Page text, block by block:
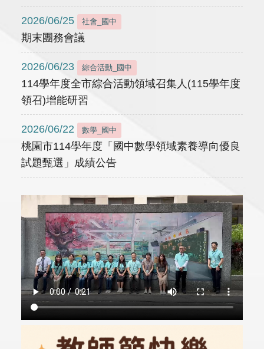
2026/06/25 社會_國中
期末團務會議
2026/06/23 綜合活動_國中
114學年度全市綜合活動領域召集人(115學年度
領召)增能研習
2026/06/22 數學_國中
桃園市114學年度「國中數學領域素養導向優良
試題甄選」成績公告